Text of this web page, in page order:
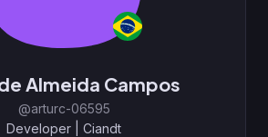
Almeida Campos
@arturc-06595
Developer
Ciandt